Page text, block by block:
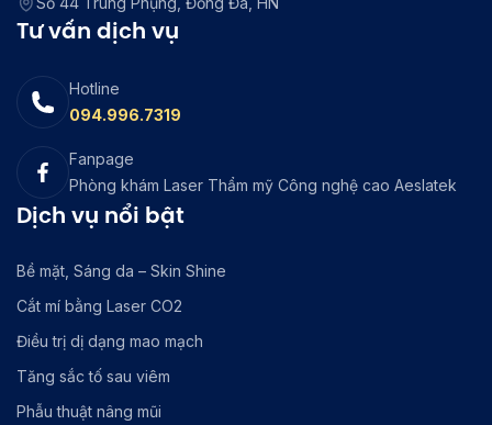
Tư vấn dịch vụ
Hotline
094.996.7319
Fanpage
Phòng khám Laser Thẩm mỹ Công nghệ cao Aeslatek
Dịch vụ nổi bật
Bề mặt, Sáng da – Skin Shine
Cắt mí bằng Laser CO2
Điều trị dị dạng mao mạch
Tăng sắc tố sau viêm
Phẫu thuật nâng mũi